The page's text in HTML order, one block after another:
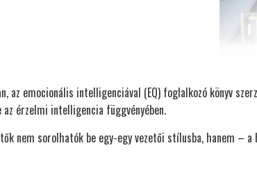
az emocionális intelligenciával (EQ) foglalkozó könyv
érzelmi intelligencia függvényében.
nem sorolhatók be egy-egy vezetői stílusba, hanem